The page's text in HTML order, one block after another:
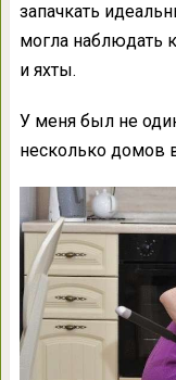
запачкать
могла наблюдать
и яхты.
У меня был не
несколько домов